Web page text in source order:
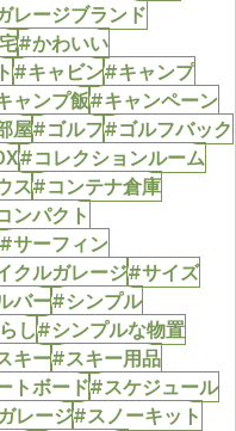
レージブランド
#かわいい
#キャビン#キャンプ
ャンプ飯#キャンペーン
屋#ゴルフ#ゴルフバック
#コレクションルーム
ス#コンテナ倉庫
ンパクト
#サーフィン
クルガレージ#サイズ
バー#シンプル
し#シンプルな物置
キー#スキー用品
トボード#スケジュール
レージ#スノーキット